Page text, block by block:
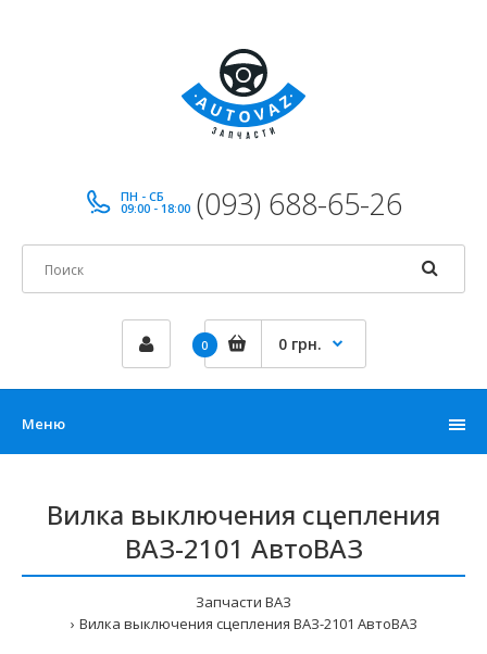
ПН - СБ
09:00 - 18:00 (093) 688-65-26
0 0 грн.
Меню
Вилка выключения сцепления
ВАЗ-2101 АвтоВАЗ
Запчасти ВАЗ
Вилка выключения сцепления ВАЗ-2101 АвтоВАЗ